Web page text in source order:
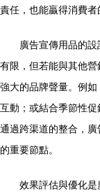
責任，也能贏得消費者
廣告宣傳用品的
有限，但若能與其他
強大的品牌聲量。例
互動；或結合季節性促
通過跨渠道的整合，
的重要節點。
效果評估與優化